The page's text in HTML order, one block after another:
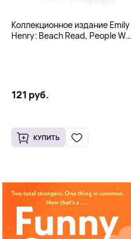
Коллекционное издание Emily
Henry: Beach Read, People We
121 руб.
КУПИТЬ